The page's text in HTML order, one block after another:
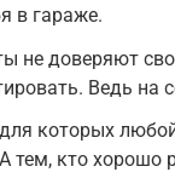
в гараже.
не доверяют
Ведь на
которых
кто хорошо